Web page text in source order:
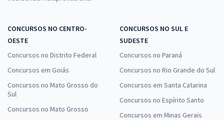
CONCURSOS NO CENTRO-
OESTE
Concursos no Distrito Federal
Concursos em Goiás
Concursos no Mato Grosso do
Sul
Concursos no Mato Grosso
CONCURSOS NO SUL E
SUDESTE
Concursos no Paraná
Concursos no Rio Grande do Sul
Concursos em Santa Catarina
Concursos no Espírito Santo
Concursos em Minas Gerais